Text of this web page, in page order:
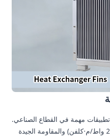
الألومنيوم 8006 أيضاً تطبيقات مهمة في القطاع الصناعي.
الموصلية الحرارية العالية (190–210 واط/م·كلفن) والمقاومة الجيدة